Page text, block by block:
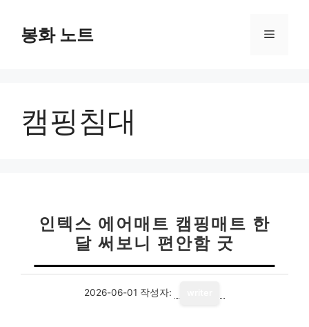
봉화 노트 메
캠핑침대
인텍스 에어매트 캠핑매트 한
달 써보니 편안함 굿
2026-06-01 작성자: